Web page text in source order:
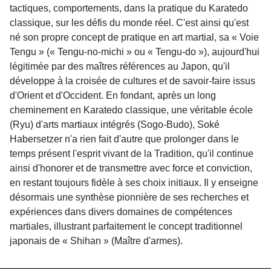
tactiques, comportements, dans la pratique du Karatedo
classique, sur les défis du monde réel. C'est ainsi qu'est
né son propre concept de pratique en art martial, sa « Voie
Tengu » (« Tengu-no-michi » ou « Tengu-do »), aujourd'hui
légitimée par des maîtres références au Japon, qu'il
développe à la croisée de cultures et de savoir-faire issus
d'Orient et d'Occident. En fondant, après un long
cheminement en Karatedo classique, une véritable école
(Ryu) d'arts martiaux intégrés (Sogo-Budo), Soké
Habersetzer n'a rien fait d'autre que prolonger dans le
temps présent l'esprit vivant de la Tradition, qu'il continue
ainsi d'honorer et de transmettre avec force et conviction,
en restant toujours fidèle à ses choix initiaux. Il y enseigne
désormais une synthèse pionnière de ses recherches et
expériences dans divers domaines de compétences
martiales, illustrant parfaitement le concept traditionnel
japonais de « Shihan » (Maître d'armes).